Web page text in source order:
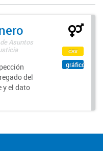
Asuntos
del
y el dato
csv
gráfico